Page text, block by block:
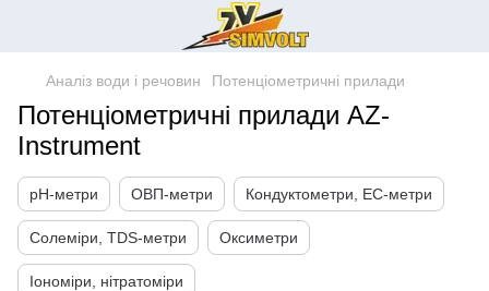
Аналіз води і речовин Потенціометричні прилади
Потенціометричні прилади AZ-
Instrument
pH-метри ОВП-метри Кондуктометри, EC-метри
Солеміри, TDS-метри Оксиметри
Іономіри, нітратоміри